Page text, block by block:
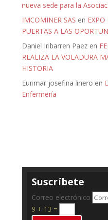
nueva sede para la
IMCOMINER SAS en
PUERTAS A LAS
Daniel Iribarren Paezen
REALIZA LA VOLADURA
HISTORIA
Eurimar josefina linero en
Enfermería
Suscríbete
Correo electrónico
9 + 13 =